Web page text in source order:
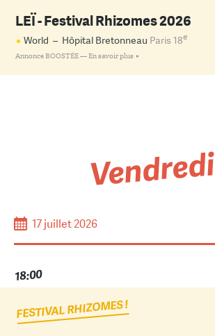
LEÏ - Festival Rhizomes 2026
World – Hôpital Bretonneau Paris 18e
Annonce BOOSTÉE —En savoir plus
Vendredi
17 juillet 2026
18:00
FESTIVAL RHIZOMES !